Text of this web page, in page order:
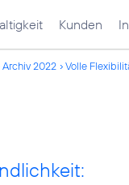
Kunden
Archiv 2022 Volle